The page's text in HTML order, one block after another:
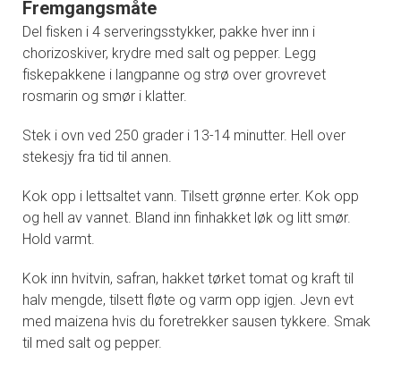
Fremgangsmåte
Del fisken i 4 serveringsstykker, pakke hver inn i
chorizoskiver, krydre med salt og pepper. Legg
fiskepakkene i langpanne og strø over grovrevet
rosmarin og smør i klatter.
Stek i ovn ved 250 grader i 13-14 minutter. Hell over
stekesjy fra tid til annen.
Kok opp i lettsaltet vann. Tilsett grønne erter. Kok opp
og hell av vannet. Bland inn finhakket løk og litt smør.
Hold varmt.
Kok inn hvitvin, safran, hakket tørket tomat og kraft til
halv mengde, tilsett fløte og varm opp igjen. Jevn evt
med maizena hvis du foretrekker sausen tykkere. Smak
til med salt og pepper.